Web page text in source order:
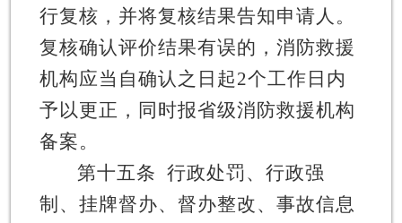
行复核，并将复核结果告知申请人。
复核确认评价结果有误的，消防救援
机构应当自确认之日起2个工作日内
予以更正，同时报省级消防救援机构
备案。
第十五条 行政处罚、行政强
制、挂牌督办、督办整改、事故信息